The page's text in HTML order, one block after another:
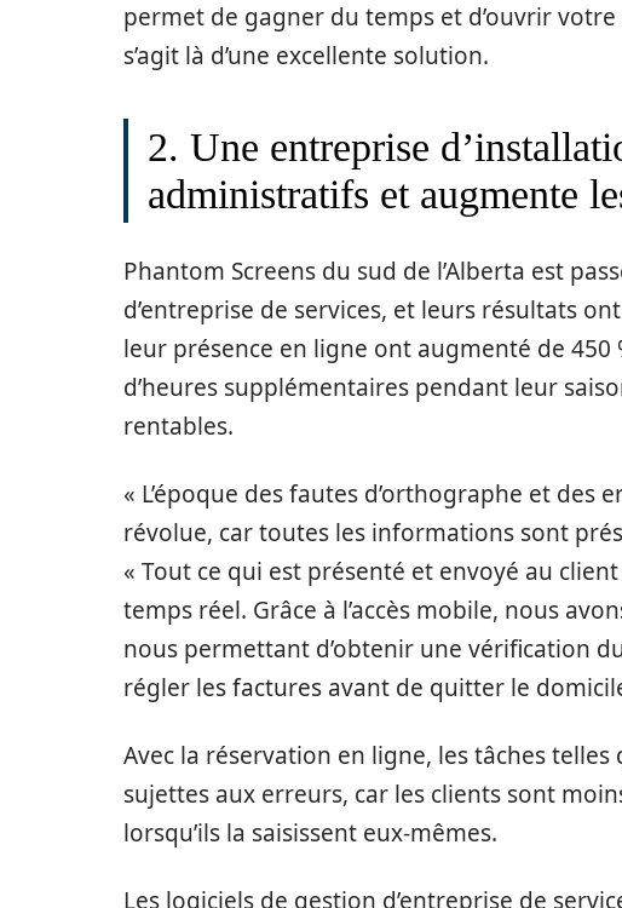
permet de gagner du temps et d’ouvrir
s’agit là d’une excellente solution.
2. Une entreprise
administratifs et augmente
Phantom Screens du sud de l’Alberta est
d’entreprise de services, et leurs résultats
leur présence en ligne ont augmenté de
d’heures supplémentaires pendant leur
rentables.
« L’époque des fautes d’orthographe et des
révolue, car toutes les informations sont
« Tout ce qui est présenté et envoyé au
temps réel. Grâce à l’accès mobile, nous
nous permettant d’obtenir une vérification
régler les factures avant de quitter le
Avec la réservation en ligne, les tâches
sujettes aux erreurs, car les clients sont
lorsqu’ils la saisissent eux-mêmes.
Les logiciels de gestion d’entreprise de